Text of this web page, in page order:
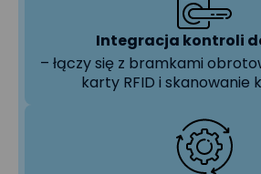
Integracja kontroli
– łączy się z bramkami
karty RFID i skanowanie